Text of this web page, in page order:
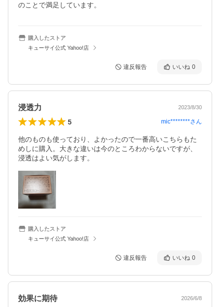
のことで満足しています。
購入したストア
キューサイ公式 Yahoo!店
違反報告 いいね 0
浸透力 2023/8/30
5 mic********さん
他のものも使っており、よかったので一番高いこちらもた
めしに購入。大きな違いは今のところわからないですが、
浸透はよい気がします。
購入したストア
キューサイ公式 Yahoo!店
違反報告 いいね 0
効果に期待 2026/6/8